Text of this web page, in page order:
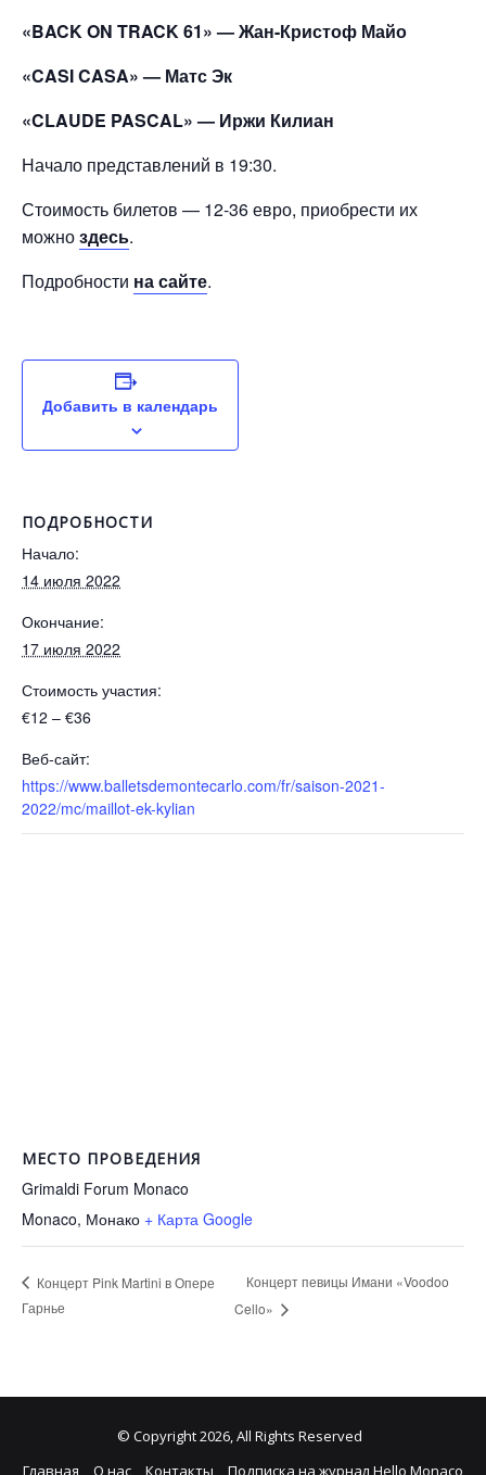
«BACK ON TRACK 61» — Жан-Кристоф Майо
«CASI CASA» — Матс Эк
«CLAUDE PASCAL» — Иржи Килиан
Начало представлений в 19:30.
Стоимость билетов — 12-36 евро, приобрести их
можноздесь.
Подробности на сайте.
Добавить в календарь
ПОДРОБНОСТИ
Начало:
14 июля 2022
Окончание:
17 июля 2022
Стоимость участия:
€12 – €36
Веб-сайт:
https://www.balletsdemontecarlo.com/fr/saison-2021-
2022/mc/maillot-ek-kylian
МЕСТО ПРОВЕДЕНИЯ
Grimaldi Forum Monaco
Monaco, Монако + Карта Google
Концерт Pink Martini в Опере
Гарнье
Концерт певицы Имани «Voodoo
Cello»
© Copyright 2026, All Rights Reserved
Главная
О нас Контакты Подписка на журнал Hello Monaco